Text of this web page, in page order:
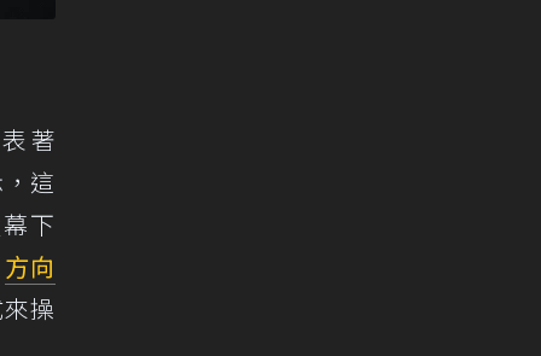
著
這
下
方向
操